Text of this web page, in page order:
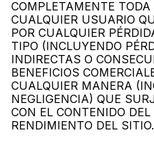
COMPLETAMENTE
CUALQUIER USUARIO
POR CUALQUIER
TIPO (INCLUYENDO
INDIRECTAS O
BENEFICIOS
CUALQUIER MANERA
NEGLIGENCIA) QUE
CON EL CONTENIDO
RENDIMIENTO DEL SITIO.